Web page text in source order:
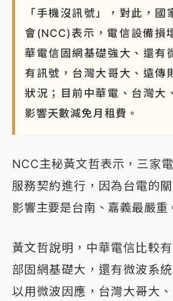
「手機沒訊號」，對此，國
會(NCC)表示，電信設備損
華電信固網基礎強大、還有
有訊號，台灣大哥大、遠傳
狀況；目前中華電、台灣大
影響天數減免月租費。
NCC主秘黃文哲表示，三家
服務契約進行，因為台電的
影響主要是台南、嘉義最嚴重
黃文哲說明，中華電信比較
部固網基礎大，還有微波系
以用微波因應，台灣大哥大